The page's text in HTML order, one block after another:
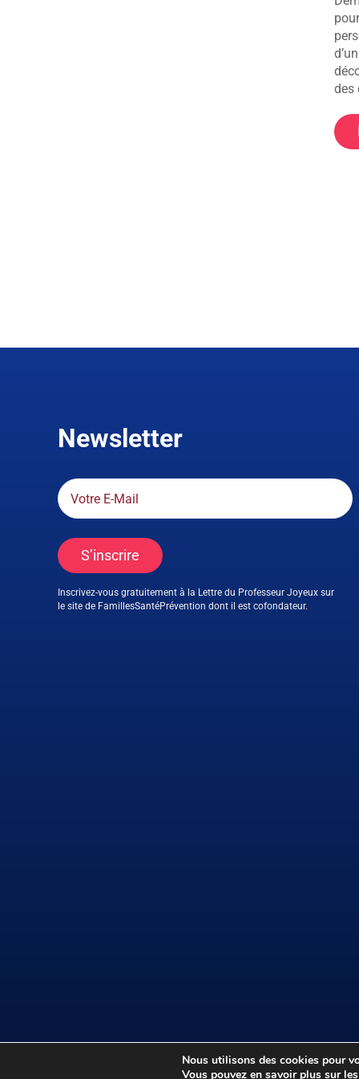
des
Newsletter
S’inscrire
Inscrivez-vous gratuitement à la Lettre du Professeur Joyeux sur
le site de FamillesSantéPrévention dont il est cofondateur.
professeur-joyeux.com |Mentions légales |
Nous utilisons des cookies pour
Vous pouvez en savoir plus sur